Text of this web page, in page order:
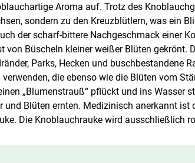
Aroma auf. Trotz des
sondern zu den Kreuzblütlern, was ein
der scharf-bittere Nachgeschmack einer
von Büscheln kleiner weißer Blüten gekrönt.
Parks, Hecken und buschbestandene
die ebenso wie die Blüten vom
„Blumenstrauß“ pflückt und ins Wasser
und Blüten ernten. Medizinisch anerkannt ist
Die Knoblauchrauke wird ausschließlich